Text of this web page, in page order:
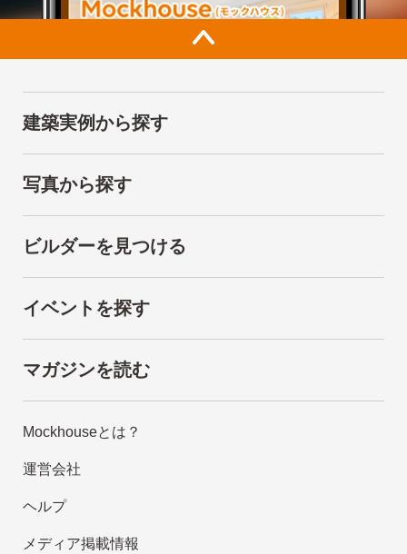
建築実例から探す
写真から探す
ビルダーを見つける
イベントを探す
マガジンを読む
Mockhouseとは？
運営会社
ヘルプ
メディア掲載情報